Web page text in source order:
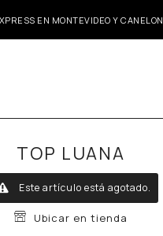
EN MONTEVIDEO Y
TOP LUANA
Este artículo está agotado.
Ubicar en tienda